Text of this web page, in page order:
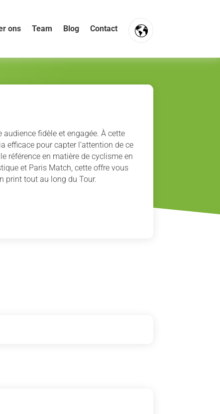
ons Team Blog Contact
FR
fidèle et engagée. À cette
pour capter l’attention de ce
référence en matière de cyclisme en
et Paris Match, cette offre vous
print tout au long du Tour.